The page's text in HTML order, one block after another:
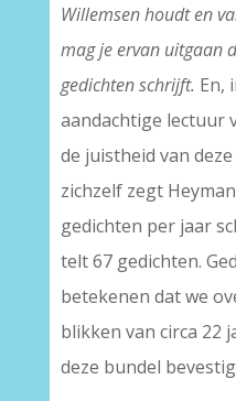
Willemsen houdt en
mag je ervan uitgaan
gedichten schrijft. En,
aandachtige lectuur
de juistheid van
zichzelf zegt
gedichten per jaar
telt 67 gedichten.
betekenen dat we
blikken van circa 22
deze bundel